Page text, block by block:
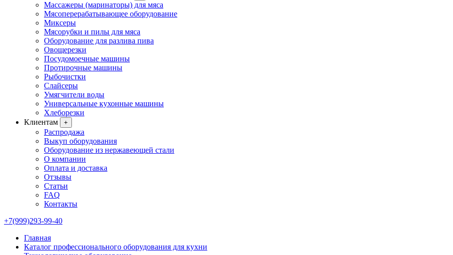
Массажеры (маринаторы) для мяса
Мясоперерабатывающее оборудование
Миксеры
Мясорубки и пилы для мяса
Оборудование для разлива пива
Овощерезки
Посудомоечные машины
Протирочные машины
Рыбочистки
Слайсеры
Умягчители воды
Универсальные кухонные машины
Хлеборезки
Клиентам
+
Распродажа
Выкуп оборудования
Оборудование из нержавеющей стали
О компании
Оплата и доставка
Отзывы
Статьи
FAQ
Контакты
+7(999)293-99-40
Главная
Каталог профессионального оборудования для кухни